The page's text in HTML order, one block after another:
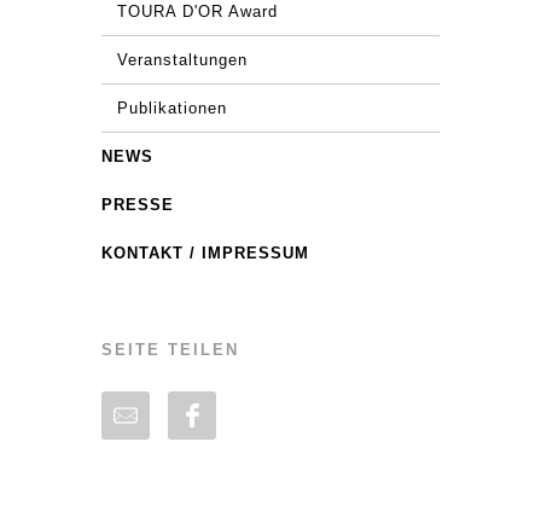
TOURA D'OR Award
Veranstaltungen
Publikationen
NEWS
PRESSE
KONTAKT / IMPRESSUM
SEITE TEILEN